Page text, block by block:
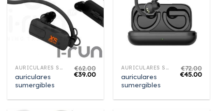
AURICULARES SUMERGIBLES
auriculares
sumergibles
€62.00
€39.00
AURICULARES SUMERGIBLES
auriculares
sumergibles
€72.00
€45.00